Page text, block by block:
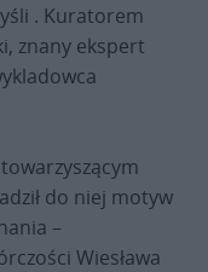
. Kuratorem
znany ekspert
do niej motyw
–
Wiesława